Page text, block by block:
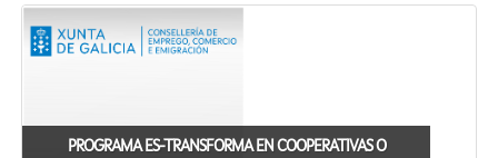
PROGRAMA ES-TRANSFORMA EN COOPERATIVAS O